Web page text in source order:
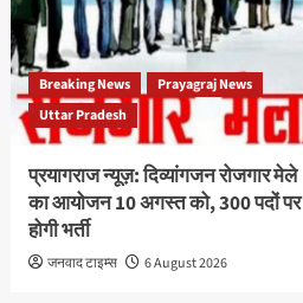
Breaking News
Prayagraj News
Uttar Pradesh
प्रयागराज न्यूज़: दिव्यांगजन रोजगार मेले
का आयोजन 10 अगस्त को, 300 पदों पर
होगी भर्ती
जनवाद टाइम्स 6 August 2026